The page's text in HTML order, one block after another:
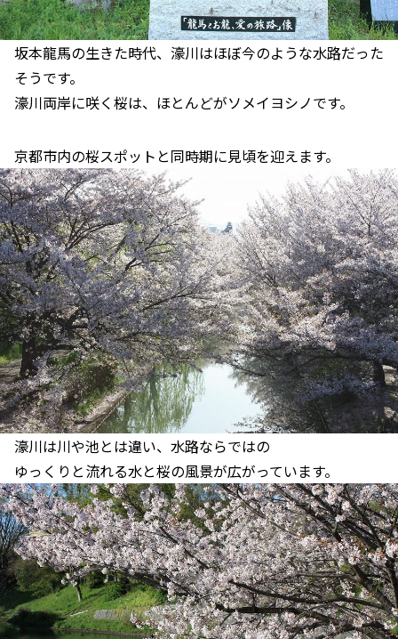
坂本龍馬の生きた時代、濠川はほぼ今のような水路だった
そうです。
濠川両岸に咲く桜は、ほとんどがソメイヨシノです。
京都市内の桜スポットと同時期に見頃を迎えます。
濠川は川や池とは違い、水路ならではの
ゆっくりと流れる水と桜の風景が広がっています。